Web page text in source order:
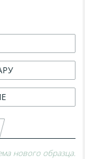
нового образца.